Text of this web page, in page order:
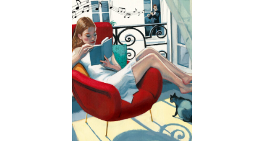
producto
tiene
múltiples
variantes.
Las
opciones
se
pueden
elegir